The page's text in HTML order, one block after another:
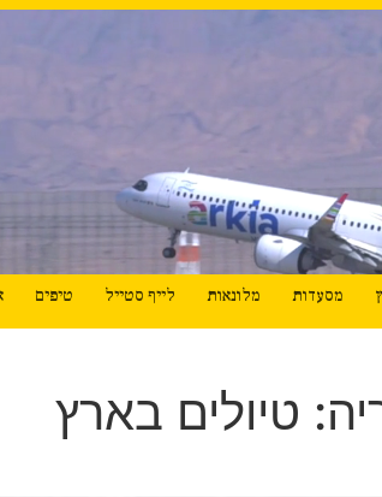
מסעדות מלונאות לייף סטייל טיפים
טיולים בארץ